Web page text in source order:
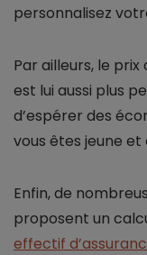
personnalisez
Par ailleurs, le
est lui aussi plus
d’espérer des
vous êtes jeune
Enfin, de
proposent un
effectif